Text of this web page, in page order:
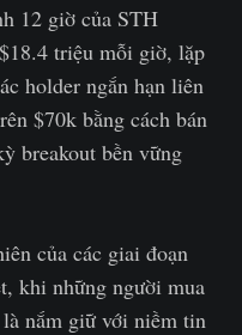
12 giờ của STH
triệu mỗi giờ, lặp
holder ngắn hạn liên
$70k bằng cách bán
breakout bền vững
của các giai đoạn
khi những người mua
nắm giữ với niềm tin